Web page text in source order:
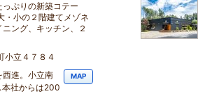
ぷりの新築コテー
・小の２階建てメゾネ
ング、キッチン、２
小立４７８４
進。小立南
社からは200
MAP